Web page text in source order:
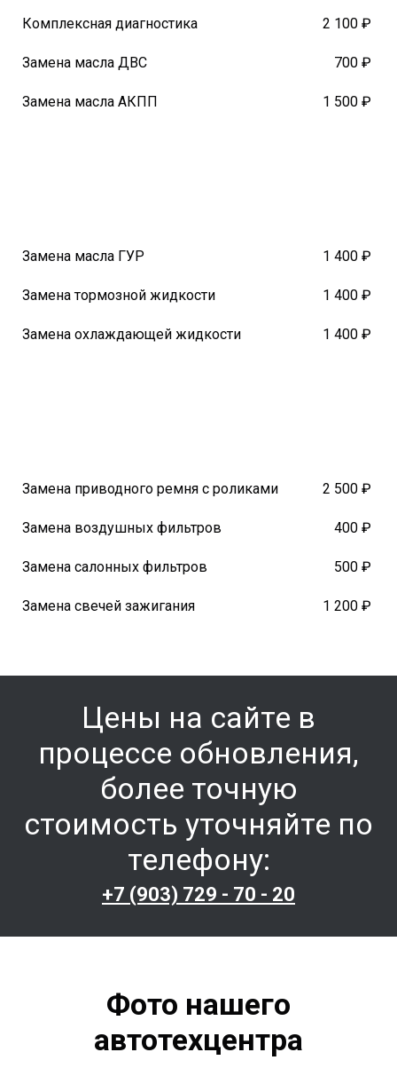
Комплексная диагностика 2 100 ₽
Замена масла ДВС 700 ₽
Замена масла АКПП 1 500 ₽
Замена масла ГУР 1 400 ₽
Замена тормозной жидкости 1 400 ₽
Замена охлаждающей жидкости 1 400 ₽
Замена приводного ремня с роликами 2 500 ₽
Замена воздушных фильтров 400 ₽
Замена салонных фильтров 500 ₽
Замена свечей зажигания 1 200 ₽
Цены на сайте в
процессе обновления,
более точную
стоимость уточняйте по
телефону:
+7 (903) 729 - 70 - 20
Фото нашего
автотехцентра